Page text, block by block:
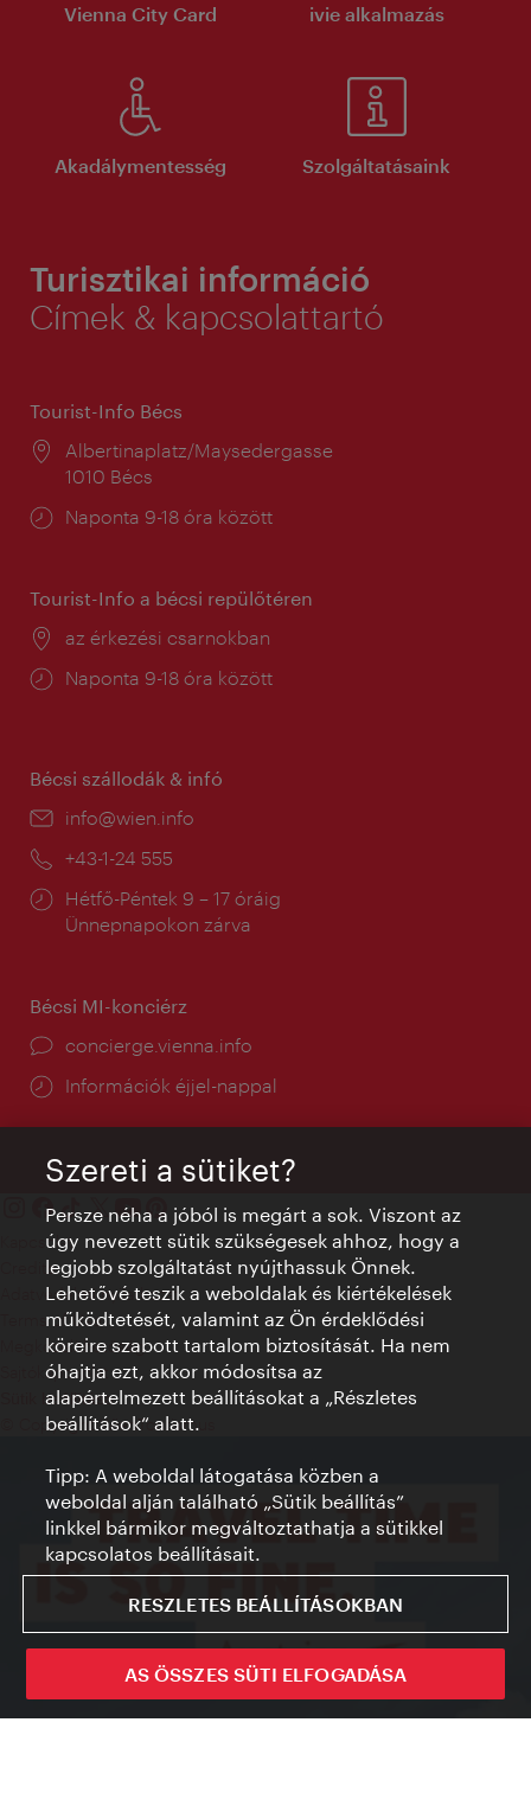
Vienna City Card ivie alkalmazás
Akadálymentesség Szolgáltatásaink
Turisztikai információ
Címek & kapcsolattartó
Tourist-Info Bécs
Helyszín:
Albertinaplatz/Maysedergasse
1010 Bécs
Nyitva
Naponta 9-18 óra között
Tourist-Info a bécsi repülőtéren
Helyszín:
az érkezési csarnokban
Nyitva
Naponta 9-18 óra között
Bécsi szállodák & infó
E-
info@wien.info
Telefon:
+43-1-24 555
Nyitva
tartás:
Hétfő-Péntek 9 – 17 óráig
Ünnepnapokon zárva
Bécsi MI-konciérz
concierge.vienna.info
Információk éjjel-nappal
Kapcsolat
Credits
Adatvédelmi nyilatkozat
Terms of Use
Megközelíthetőség
Sajtókapcsolat
Sütik beállítása
© Copyright WienTourismus
Szereti a sütiket?
Persze néha a jóból is megárt a sok. Viszont az
úgy nevezett sütik szükségesek ahhoz, hogy a
legjobb szolgáltatást nyújthassuk Önnek.
Lehetővé teszik a weboldalak és kiértékelések
működtetését, valamint az Ön érdeklődési
köreire szabott tartalom biztosítását. Ha nem
óhajtja ezt, akkor módosítsa az
alapértelmezett beállításokat a „Részletes
beállítások“ alatt.
Tipp: A weboldal látogatása közben a
weboldal alján található „Sütik beállítás”
linkkel bármikor megváltoztathatja a sütikkel
kapcsolatos beállításait.
RESZLETES BEÁLLÍTÁSOKBAN
AS ÖSSZES SÜTI ELFOGADÁSA